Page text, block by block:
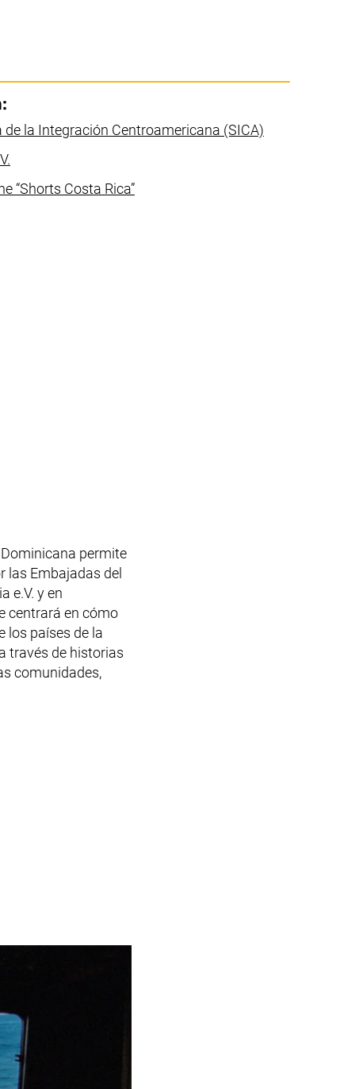
la Integración Centroamericana (SICA)
“Shorts Costa Rica”(link externo, abre uma nova janela)
permite
las Embajadas del
e.V. y en
centrará en cómo
los países de la
través de historias
comunidades,